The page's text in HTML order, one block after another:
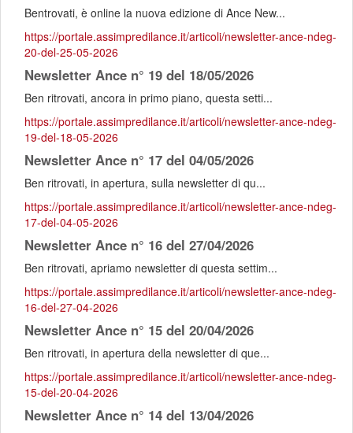
Bentrovati, è online la nuova edizione di Ance New...
https://portale.assimpredilance.it/articoli/newsletter-ance-ndeg-
20-del-25-05-2026
Newsletter Ance n° 19 del 18/05/2026
Ben ritrovati, ancora in primo piano, questa setti...
https://portale.assimpredilance.it/articoli/newsletter-ance-ndeg-
19-del-18-05-2026
Newsletter Ance n° 17 del 04/05/2026
Ben ritrovati, in apertura, sulla newsletter di qu...
https://portale.assimpredilance.it/articoli/newsletter-ance-ndeg-
17-del-04-05-2026
Newsletter Ance n° 16 del 27/04/2026
Ben ritrovati, apriamo newsletter di questa settim...
https://portale.assimpredilance.it/articoli/newsletter-ance-ndeg-
16-del-27-04-2026
Newsletter Ance n° 15 del 20/04/2026
Ben ritrovati, in apertura della newsletter di que...
https://portale.assimpredilance.it/articoli/newsletter-ance-ndeg-
15-del-20-04-2026
Newsletter Ance n° 14 del 13/04/2026